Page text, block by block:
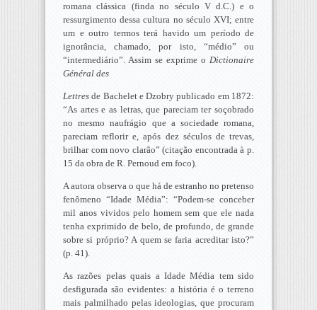
romana clássica (finda no século V d.C.) e o
ressurgimento dessa cultura no século XVI; entre
um e outro termos terá havido um período de
ignorância, chamado, por isto, “médio” ou
“intermediário”. Assim se exprime o Dictionaire
Général des
Lettres de Bachelet e Dzobry publicado em 1872:
“As artes e as letras, que pareciam ter soçobrado
no mesmo naufrágio que a sociedade romana,
pareciam reflorir e, após dez séculos de trevas,
brilhar com novo clarão” (citação encontrada à p.
15 da obra de R. Pernoud em foco).
A autora observa o que há de estranho no pretenso
fenômeno “Idade Média”: “Podem-se conceber
mil anos vividos pelo homem sem que ele nada
tenha exprimido de belo, de profundo, de grande
sobre si próprio? A quem se faria acreditar isto?”
(p. 41).
As razões pelas quais a Idade Média tem sido
desfigurada são evidentes: a história é o terreno
mais palmilhado pelas ideologias, que procuram